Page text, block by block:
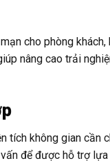
cho phòng
nâng cao trải
tích không gian cần
để được hỗ trợ